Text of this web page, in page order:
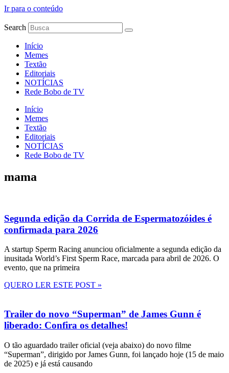
Ir para o conteúdo
Search
Início
Memes
Textão
Editoriais
NOTÍCIAS
Rede Bobo de TV
Início
Memes
Textão
Editoriais
NOTÍCIAS
Rede Bobo de TV
mama
Segunda edição da Corrida de Espermatozóides é
confirmada para 2026
A startup Sperm Racing anunciou oficialmente a segunda edição da
inusitada World’s First Sperm Race, marcada para abril de 2026. O
evento, que na primeira
QUERO LER ESTE POST »
Trailer do novo “Superman” de James Gunn é
liberado: Confira os detalhes!
O tão aguardado trailer oficial (veja abaixo) do novo filme
“Superman”, dirigido por James Gunn, foi lançado hoje (15 de maio
de 2025) e já está causando